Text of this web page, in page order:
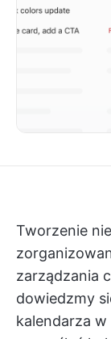
Tworzenie
zarządzania
dowiedzmy
kalendarza